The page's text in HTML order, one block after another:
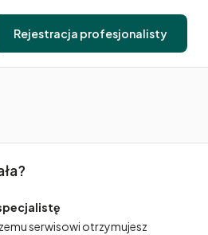
Rejestracja profesjonalisty
serwisowi otrzymujesz